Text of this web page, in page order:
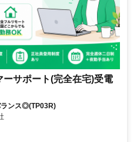
サポート(完全在宅)受電
ランス◎(TP03R)